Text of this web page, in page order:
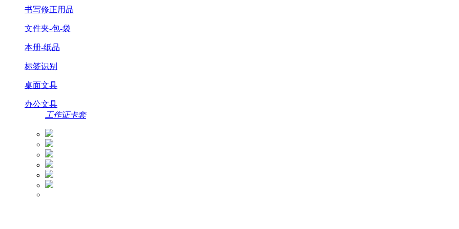
书写修正用品
文件夹-包-袋
本册-纸品
标签识别
桌面文具
办公文具
工作证卡套